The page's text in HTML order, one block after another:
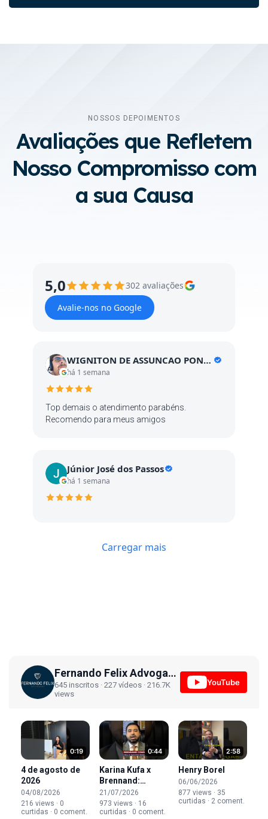
NOSSOS DEPOIMENTOS
Avaliações que Refletem
Nosso Compromisso com
a sua Causa
5,0
302 avaliações
Avalie-nos no Google
WIGNITON DE ASSUNCAO PONTES
há 1 semana
Top demais o atendimento parabéns.
Recomendo para meus amigos
Júnior José dos Passos
há 1 semana
Carregar mais
Fernando Felix Advogados
645 inscritos · 227 vídeos · 216.7K
views
YouTube
0:19
4 de agosto de
2026
04/08/2026
216 views · 0
curtidas · 0 coment.
0:44
Karina Kufa x
Brennand:
acordo de
guarda pode ser
revisto?
21/07/2026
973 views · 16
curtidas · 0 coment.
2:58
Henry Borel
06/06/2026
877 views · 35
curtidas · 2 coment.